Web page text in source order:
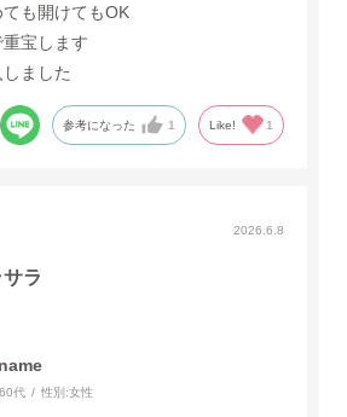
も開けてもOK
宝します
ました
参考になった 1 Like! 1
2026.6.8
ラ
60代 性別:女性